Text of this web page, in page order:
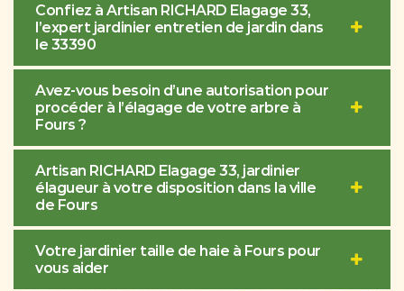
Confiez à Artisan RICHARD Elagage 33,
l’expert jardinier entretien de jardin dans
le 33390
Avez-vous besoin d’une autorisation pour
procéder à l’élagage de votre arbre à
Fours ?
Artisan RICHARD Elagage 33, jardinier
élagueur à votre disposition dans la ville
de Fours
Votre jardinier taille de haie à Fours pour
vous aider